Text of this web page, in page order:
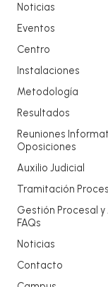
Noticias
Eventos
Centro
Instalaciones
Metodología
Resultados
Reuniones
Oposiciones
Auxilio Judicial
Tramitación
Gestión Procesal
FAQs
Noticias
Contacto